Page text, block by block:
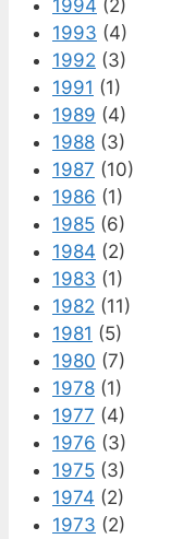
1994 (2)
1993 (4)
1992 (3)
1991 (1)
1989 (4)
1988 (3)
1987 (10)
1986 (1)
1985 (6)
1984 (2)
1983 (1)
1982 (11)
1981 (5)
1980 (7)
1978 (1)
1977 (4)
1976 (3)
1975 (3)
1974 (2)
1973 (2)